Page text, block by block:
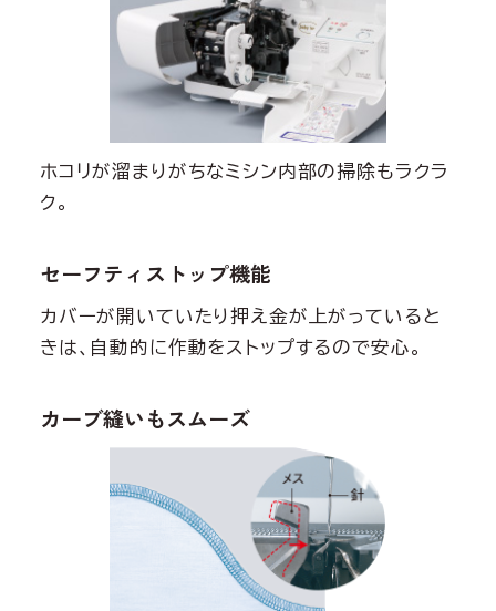
ホコリが溜まりがちなミシン内部の掃除もラクラ
ク。
セーフティストップ機能
カバーが開いていたり押え金が上がっていると
きは、自動的に作動をストップするので安心。
カーブ縫いもスムーズ